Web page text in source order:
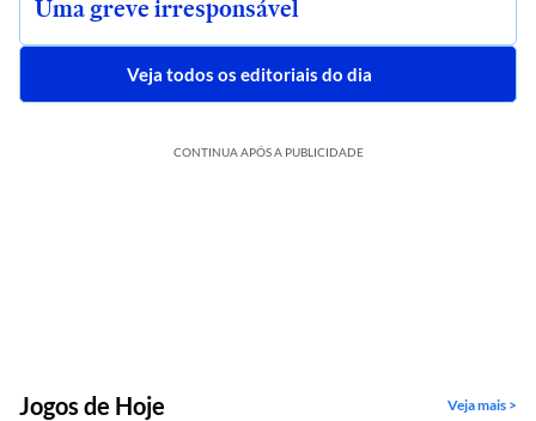
Uma greve irresponsável
Veja todos os editoriais do dia
CONTINUA APÓS A PUBLICIDADE
Jogos de Hoje Veja mais >